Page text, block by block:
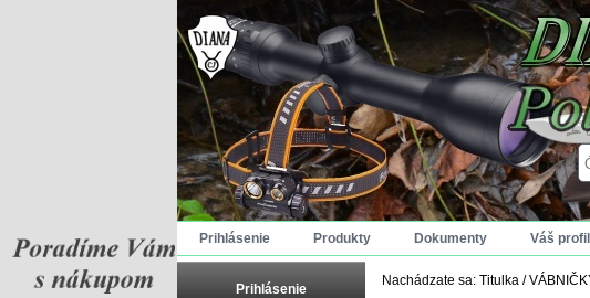
Prihlásenie Produkty Dokumenty Váš profil
Prihlásenie
Nachádzate sa: Titulka /